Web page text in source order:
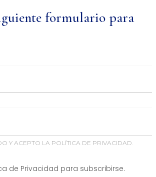
formulario para
Y ACEPTO LA POLÍTICA DE PRIVACIDAD.
de Privacidad para subscribirse.